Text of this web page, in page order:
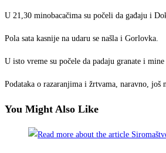
U 21,30 minobacačima su počeli da gađaju i
Pola sata kasnije na udaru se našla i Gorlovka.
U isto vreme su počele da padaju granate i
Podataka o razaranjima i žrtvama, naravno, još
You Might Also Like